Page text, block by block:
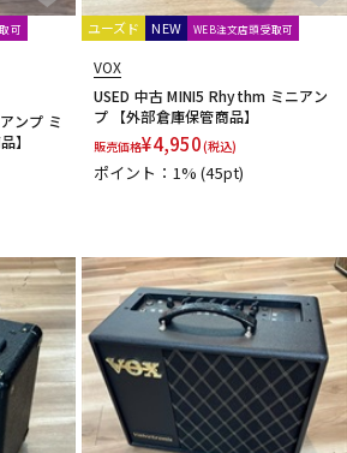
Universal Audio
unknown
VOVOX VOX
WALRUS AUDIO
可
ンプ ミ
】
ユーズド NEW WEB注文店頭受取可
VOX
USED 中古 MINI5 Rhythm ミニアン
プ 【外部倉庫保管商品】
販売価格¥4,950(税込)
ポイント：1%(45pt)